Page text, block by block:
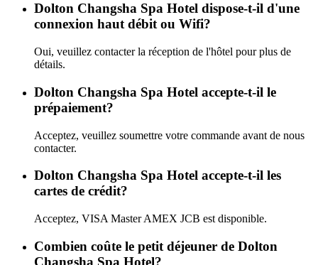
Dolton Changsha Spa Hotel dispose-t-il d'une
connexion haut débit ou Wifi?
Oui, veuillez contacter la réception de l'hôtel pour plus de
détails.
Dolton Changsha Spa Hotel accepte-t-il le
prépaiement?
Acceptez, veuillez soumettre votre commande avant de nous
contacter.
Dolton Changsha Spa Hotel accepte-t-il les
cartes de crédit?
Acceptez, VISA Master AMEX JCB est disponible.
Combien coûte le petit déjeuner de Dolton
Changsha Spa Hotel?